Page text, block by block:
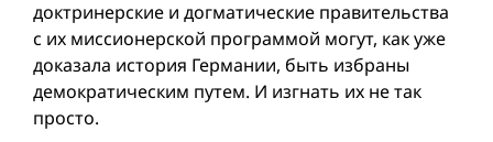
доктринерские и догматические правительства
с их миссионерской программой могут, как уже
доказала история Германии, быть избраны
демократическим путем. И изгнать их не так
просто.